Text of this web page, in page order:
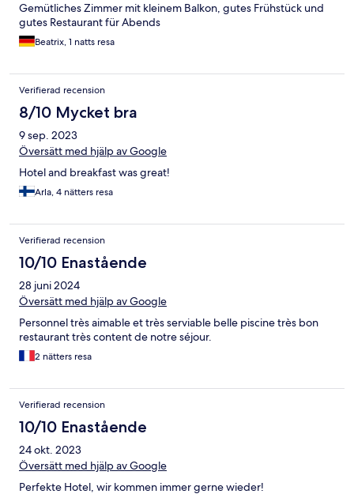
Gemütliches Zimmer mit kleinem Balkon, gutes Frühstück und
gutes Restaurant für Abends
Beatrix, 1 natts resa
Verifierad recension
8/10 Mycket bra
9 sep. 2023
Översätt med hjälp av Google
Hotel and breakfast was great!
Arla, 4 nätters resa
Verifierad recension
10/10 Enastående
28 juni 2024
Översätt med hjälp av Google
Personnel très aimable et très serviable belle piscine très bon
restaurant très content de notre séjour.
2 nätters resa
Verifierad recension
10/10 Enastående
24 okt. 2023
Översätt med hjälp av Google
Perfekte Hotel, wir kommen immer gerne wieder!